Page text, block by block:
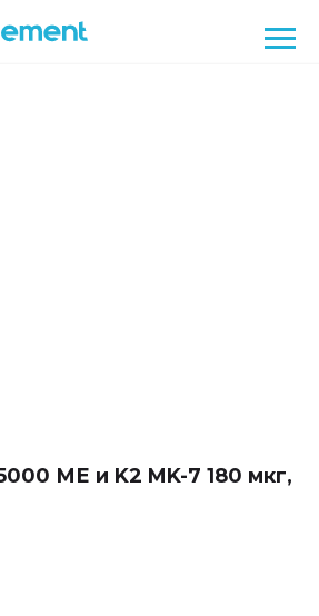
МЕ и K2 MK-7 180 мкг,